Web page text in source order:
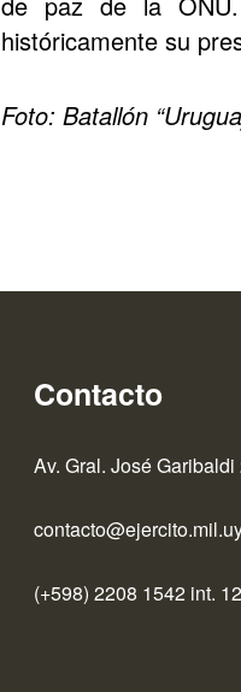
históricamente su
Foto: Batallón
Contacto
Av. Gral. José Garibaldi
(+598) 2208 1542 int.